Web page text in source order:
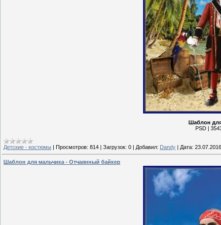
Шаблон
PSD |
Детские - костюмы | Просмотров: 814 | Загрузок: 0 | Добавил: Dandy | Дата: 23.07.2016
Шаблон для мальчика - Отчаянный байкер